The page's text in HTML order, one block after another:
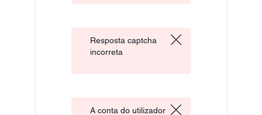
Resposta captcha
incorreta
A conta do utilizador